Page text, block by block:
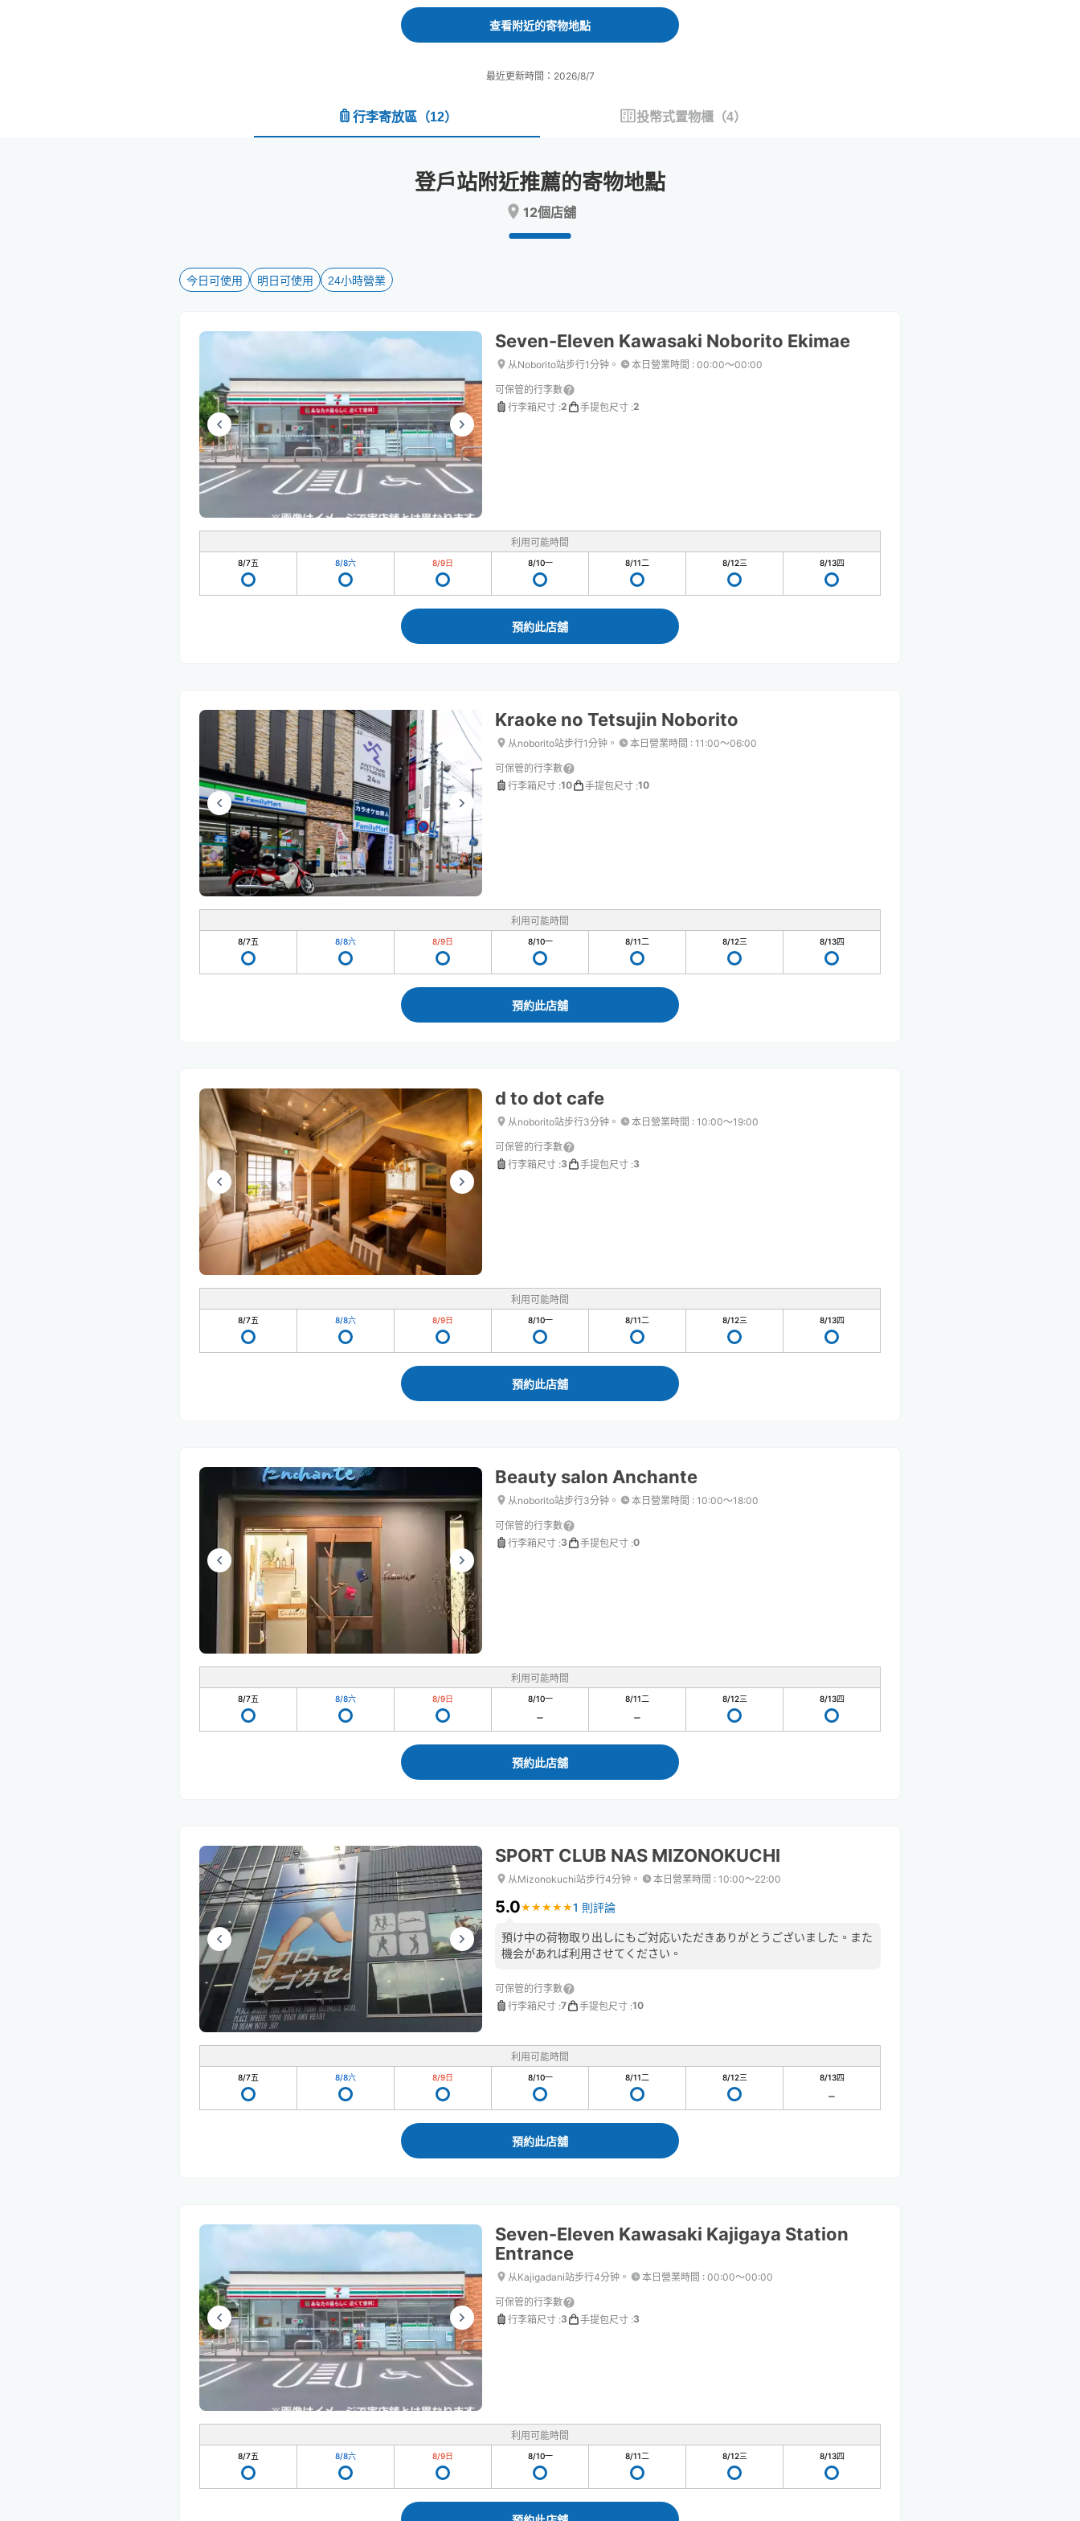
forward
to
the
calendar
select
the
changing
dates.
backward
interact
select
the
changing
dates.
查看附近的寄物地點
最近更新時間：2026/8/7
行李寄放區 （12） 投幣式置物櫃 （4）
登戶站附近推薦的寄物地點
12個店舖
今日可使用 明日可使用 24小時營業
Seven-Eleven Kawasaki Noborito Ekimae
从Noborito站步行1分钟。 本日營業時間 : 00:00〜00:00
可保管的行李數
行李箱尺寸 :2 手提包尺寸 :2
利用可能時間
8/7五 8/8六 8/9日 8/10一 8/11二 8/12三 8/13四
預約此店舖
Kraoke no Tetsujin Noborito
从noborito站步行1分钟。 本日營業時間 : 11:00〜06:00
可保管的行李數
行李箱尺寸 :10 手提包尺寸 :10
利用可能時間
8/7五 8/8六 8/9日 8/10一 8/11二 8/12三 8/13四
預約此店舖
d to dot cafe
从noborito站步行3分钟。 本日營業時間 : 10:00〜19:00
可保管的行李數
行李箱尺寸 :3 手提包尺寸 :3
利用可能時間
8/7五 8/8六 8/9日 8/10一 8/11二 8/12三 8/13四
預約此店舖
Beauty salon Anchante
从noborito站步行3分钟。 本日營業時間 : 10:00〜18:00
可保管的行李數
行李箱尺寸 :3 手提包尺寸 :0
利用可能時間
8/7五 8/8六 8/9日 8/10一 8/11二 8/12三 8/13四
預約此店舖
SPORT CLUB NAS MIZONOKUCHI
从Mizonokuchi站步行4分钟。 本日營業時間 : 10:00〜22:00
5.0★ ★ ★ ★ ★
★ ★ ★ ★ ★1 則評論
預け中の荷物取り出しにもご対応いただきありがとうございました。また
機会があれば利用させてください。
可保管的行李數
行李箱尺寸 :7 手提包尺寸 :10
利用可能時間
8/7五 8/8六 8/9日 8/10一 8/11二 8/12三 8/13四
預約此店舖
Seven-Eleven Kawasaki Kajigaya Station
Entrance
从Kajigadani站步行4分钟。 本日營業時間 : 00:00〜00:00
可保管的行李數
行李箱尺寸 :3 手提包尺寸 :3
利用可能時間
8/7五 8/8六 8/9日 8/10一 8/11二 8/12三 8/13四